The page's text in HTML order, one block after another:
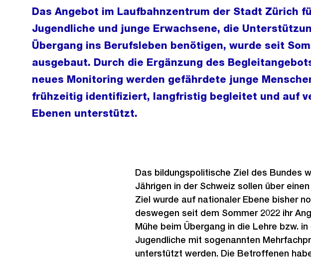
Das Angebot im Laufbahnzentrum der Stadt Zürich
Jugendliche und junge Erwachsene, die
Übergang ins Berufsleben benötigen, wurde seit
ausgebaut. Durch die Ergänzung des
neues Monitoring werden gefährdete junge
frühzeitig identifiziert, langfristig begleitet und auf
Ebenen unterstützt.
Das bildungspolitische Ziel des Bundes
Jährigen in der Schweiz sollen über
Ziel wurde auf nationaler Ebene bisher
deswegen seit dem Sommer 2022 ihr
Mühe beim Übergang in die Lehre bzw.
Jugendliche mit sogenannten
unterstützt werden. Die Betroffenen